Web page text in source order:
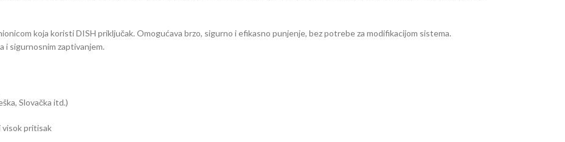
koja koristi DISH priključak. Omogućava brzo, sigurno i efikasno punjenje, bez potrebe za modifikacijom sistema.
i sigurnosnim zaptivanjem.
Slovačka itd.)
visok pritisak